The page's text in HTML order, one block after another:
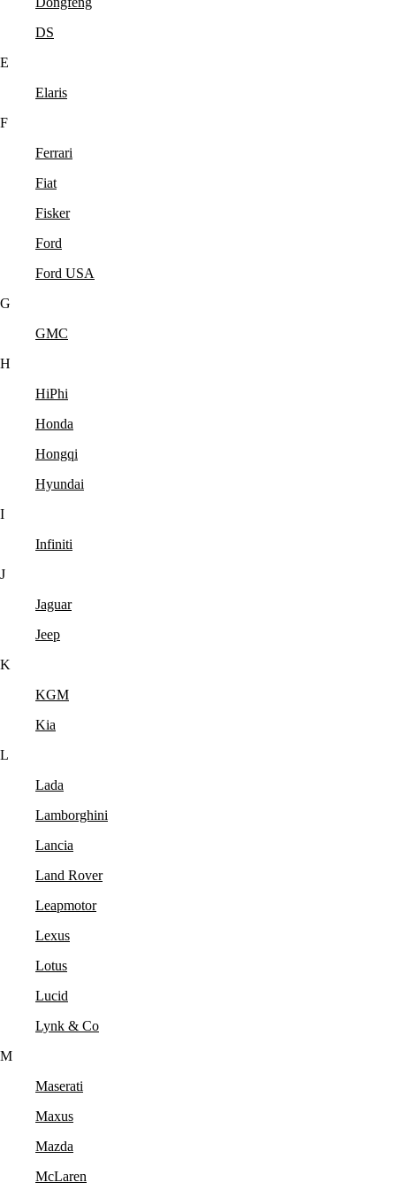
DS
E
Elaris
F
Ferrari
Fiat
Fisker
Ford
Ford USA
G
GMC
H
HiPhi
Honda
Hongqi
Hyundai
I
Infiniti
J
Jaguar
Jeep
K
KGM
Kia
L
Lada
Lamborghini
Lancia
Land Rover
Leapmotor
Lexus
Lotus
Lucid
Lynk & Co
M
Maserati
Maxus
Mazda
McLaren